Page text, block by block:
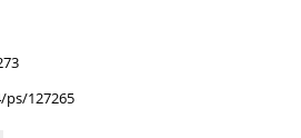
127265